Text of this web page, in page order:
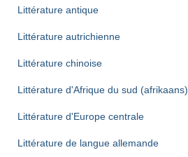
Littérature antique
Littérature autrichienne
Littérature chinoise
Littérature d'Afrique du sud (afrikaans)
Littérature d'Europe centrale
Littérature de langue allemande